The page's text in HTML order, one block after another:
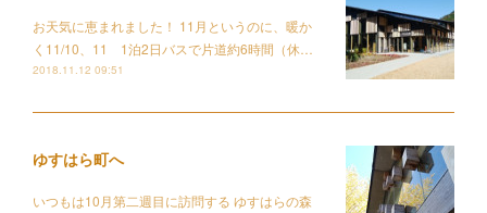
お天気に恵まれました！ 11月というのに、暖か
く11/10、11 1泊2日バスで片道約6時間（休…
2018.11.12 09:51
ゆすはら町へ
いつもは10月第二週目に訪問する ゆすはらの森